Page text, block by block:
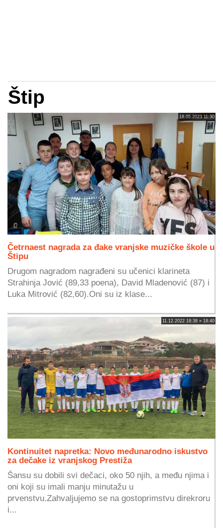
Štip
18.05.2023 11:30
Četrnaest nagrada za đake vranjske muzičke škole u
Štipu
Drugom nagradom nagrađeni su učenici klarineta
Strahinja Jović (89,33 poena), David Mladenović (87) i
Luka Mitrović (82,60).Oni su iz klase...
11.12.2022 18:38 » 18:40
Kontinuitet napretka: Novo međunarodno iskustvo
za dečake iz vranjskog Prestiža
Šansu su dobili svi dečaci, oko 50 njih, a među njima i
oni koji su imali manju minutažu u
prvenstvu.Zahvaljujemo se na gostoprimstvu direkroru
i...